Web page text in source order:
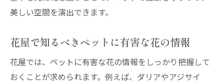
美しい空間を演出できます。
花屋で知るべきペットに有害な花の情報
花屋では、ペットに有害な花の情報をしっかり把握して
おくことが求められます。例えば、ダリアやアジサイ